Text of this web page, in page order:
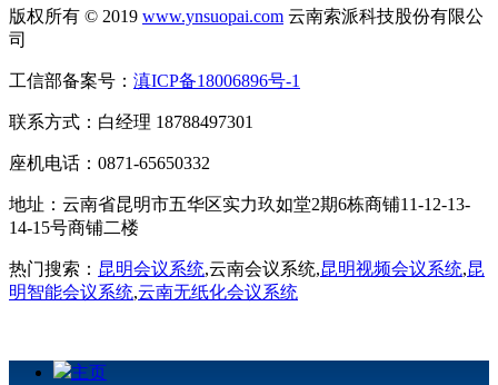
版权所有 © 2019 www.ynsuopai.com 云南索派科技股份有限公
司
工信部备案号： 滇ICP备18006896号-1
联系方式：白经理 18788497301
座机电话：0871-65650332
地址：云南省昆明市五华区实力玖如堂2期6栋商铺11-12-13-
14-15号商铺二楼
热门搜索： 昆明会议系统,云南会议系统,昆明视频会议系统,昆
明智能会议系统,云南无纸化会议系统
主页